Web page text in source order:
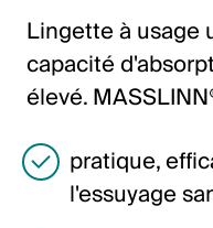
Italiano
English
Deutsch
Lingette à usage
capacité
élevé.
pratique,
l'essuyage